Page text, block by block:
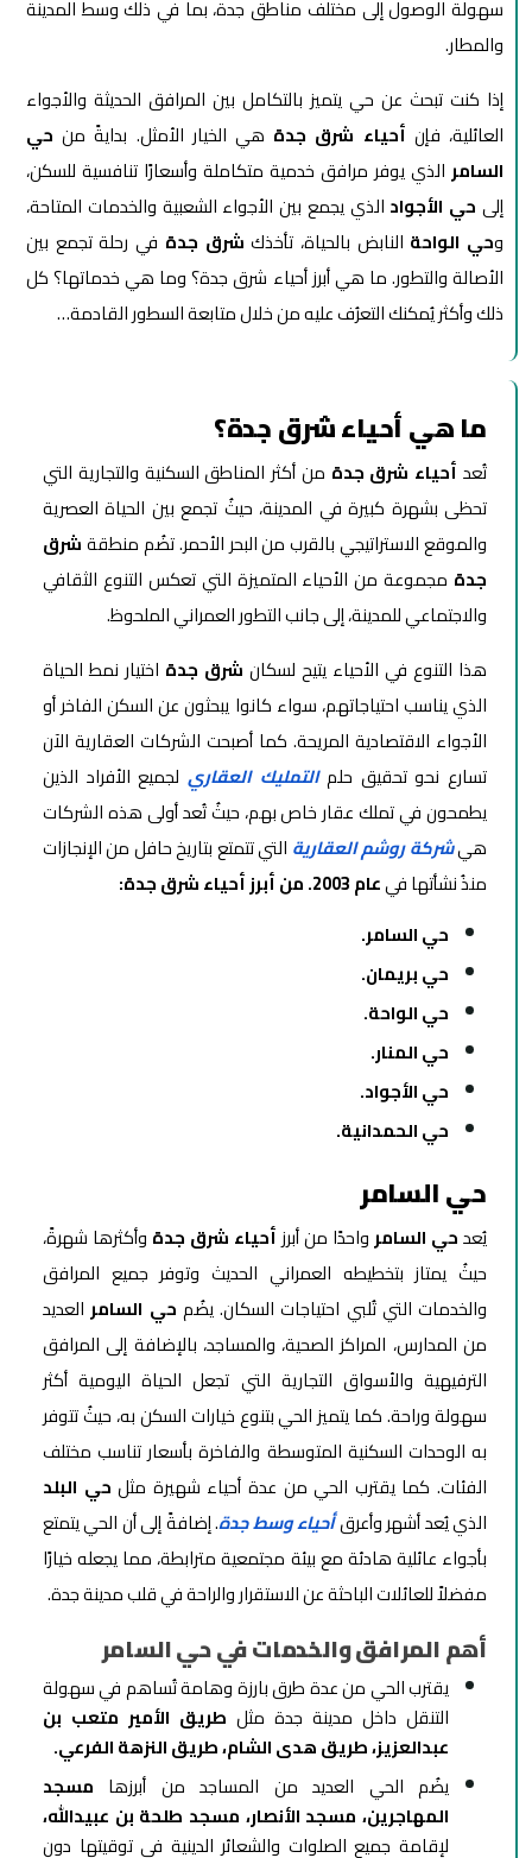
سهولة الوصول إلى مختلف مناطق جدة، بما في ذلك وسط المدينة
والمطار.
إذا كنت تبحث عن حي يتميز بالتكامل بين المرافق الحديثة والأجواء
العائلية، فإن أحياء شرق جدة هي الخيار الأمثل. بدايةً من حي
السامر الذي يوفر مرافق خدمية متكاملة وأسعارًا تنافسية للسكن،
إلىحي الأجواد الذي يجمع بين الأجواء الشعبية والخدمات المتاحة،
وحي الواحة النابض بالحياة، تأخذك شرق جدة في رحلة تجمع بين
الأصالة والتطور. ما هي أبرز أحياء شرق جدة؟ وما هي خدماتها؟ كل
ذلك وأكثر يُمكنك التعرُف عليه من خلال متابعة السطور القادمة…
ما هي أحياء شرق جدة؟
تُعد أحياء شرق جدة من أكثر المناطق السكنية والتجارية التي
تحظى بشهرة كبيرة في المدينة، حيثُ تجمع بين الحياة العصرية
والموقع الاستراتيجي بالقرب من البحر الأحمر. تضُم منطقةشرق
جدة مجموعة من الأحياء المتميزة التي تعكس التنوع الثقافي
والاجتماعي للمدينة، إلى جانب التطور العمراني الملحوظ.
هذا التنوع في الأحياء يتيح لسكان شرق جدة اختيار نمط الحياة
الذي يناسب احتياجاتهم، سواء كانوا يبحثون عن السكن الفاخر أو
الأجواء الاقتصادية المريحة. كما أصبحت الشركات العقارية الآن
تسارع نحو تحقيق حلم التمليك العقاري لجميع الأفراد الذين
يطمحون في تملك عقار خاص بهم، حيثُ تُعد أولى هذه الشركات
هيشركة روشم العقارية التي تتمتع بتاريخ حافل من الإنجازات
منذُ نشأتها فيعام 2003. من أبرز أحياء شرق جدة:
حي السامر.
حي بريمان.
حي الواحة.
حي المنار.
حي الأجواد.
حي الحمدانية.
حي السامر
يُعدحي السامر واحدًا من أبرز أحياء شرق جدة وأكثرها شهرةً،
حيثُ يمتاز بتخطيطه العمراني الحديث وتوفر جميع المرافق
والخدمات التي تُلبي احتياجات السكان. يضُم حي السامر العديد
من المدارس، المراكز الصحية، والمساجد، بالإضافة إلى المرافق
الترفيهية والأسواق التجارية التي تجعل الحياة اليومية أكثر
سهولة وراحة. كما يتميز الحي بتنوع خيارات السكن به، حيثُ تتوفر
به الوحدات السكنية المتوسطة والفاخرة بأسعار تناسب مختلف
الفئات. كما يقترب الحي من عدة أحياء شهيرة مثل حي البلد
الذي يُعد أشهر وأعرقأحياء وسط جدة. إضافةً إلى أن الحي يتمتع
بأجواء عائلية هادئة مع بيئة مجتمعية مترابطة، مما يجعله خيارًا
مفضلاً للعائلات الباحثة عن الاستقرار والراحة في قلب مدينة جدة.
أهم المرافق والخدمات في حي السامر
يقترب الحي من عدة طرق بارزة وهامة تُساهم في سهولة
التنقل داخل مدينة جدة مثل طريق الأمير متعب بن
عبدالعزيز، طريق هدى الشام، طريق النزهة الفرعي.
يضُم الحي العديد من المساجد من أبرزها مسجد
المهاجرين، مسجد الأنصار، مسجد طلحة بن عبيدالله،
لإقامة جميع الصلوات والشعائر الدينية في توقيتها دون